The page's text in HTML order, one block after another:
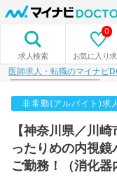
求人検索 お気に入り
0
医師求人・転職のマイナビ
非常勤(アルバイト)求
【神奈川県／川
ったりめの内視
ご勤務！（消化器